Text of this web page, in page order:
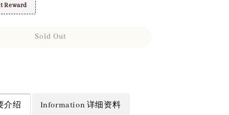
Reward
Sold Out
介绍 Information 详细资料